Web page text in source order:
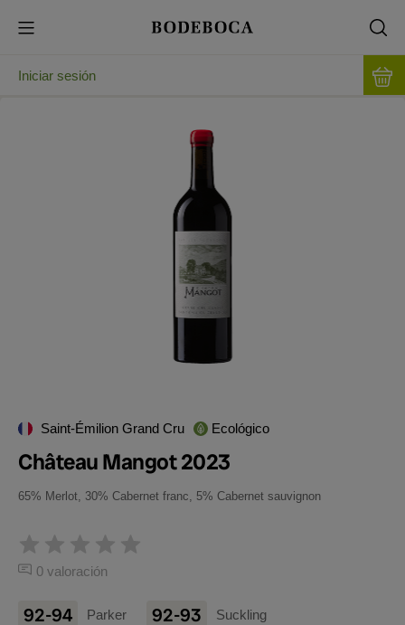
Iniciar sesión
Saint-Émilion Grand Cru Ecológico
Château Mangot 2023
65% Merlot, 30% Cabernet franc, 5% Cabernet sauvignon
0 valoración
92-94 Parker 92-93 Suckling